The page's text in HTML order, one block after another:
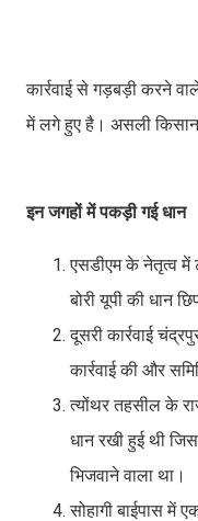
कार्रवाई से गड़बड़ी करने
में लगे हुए है। असली
इन जगहों में पकड़ी गई धान
एसडीएम के नेतृत्व में
बोरी यूपी की धान
दूसरी कार्रवाई
कार्रवाई की और
त्योंथर तहसील के
धान रखी हुई थी
भिजवाने वाला था।
सोहागी बाईपास में